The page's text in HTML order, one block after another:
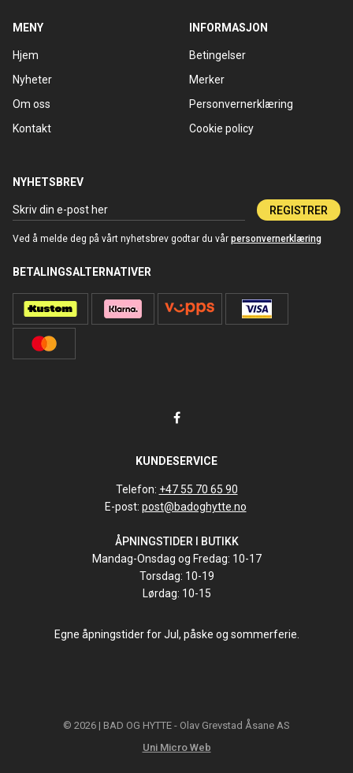
MENY
Hjem
Nyheter
Om oss
Kontakt
INFORMASJON
Betingelser
Merker
Personvernerklæring
Cookie policy
NYHETSBREV
REGISTRER
Ved å melde deg på vårt nyhetsbrev godtar du vår personvernerklæring
BETALINGSALTERNATIVER
KUNDESERVICE
Telefon: +47 55 70 65 90
E-post: post@badoghytte.no
ÅPNINGSTIDER I BUTIKK
Mandag-Onsdag og Fredag: 10-17
Torsdag: 10-19
Lørdag: 10-15
Egne åpningstider for Jul, påske og sommerferie.
© 2026 | BAD OG HYTTE - Olav Grevstad Åsane AS
Uni Micro Web